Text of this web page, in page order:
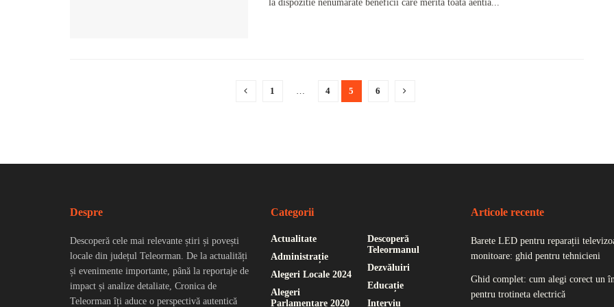
la dispozitie nenumarate beneficii care merita toata aentia...
1 4 5 6
Despre
Descoperă cele mai relevante știri și povești
locale din județul Teleorman. De la actualități
și evenimente importante, până la reportaje de
impact și analize detaliate, Cronica de
Teleorman îți aduce o perspectivă autentică
Categorii
Actualitate
Administrație
Alegeri Locale 2024
Alegeri
Parlamentare 2020
Descoperă
Teleormanul
Dezvăluiri
Educație
Interviu
Articole recente
Barete LED pentru reparații
monitoare: ghid pentru tehnicieni
Ghid complet: cum alegi corect un
pentru trotineta electrică